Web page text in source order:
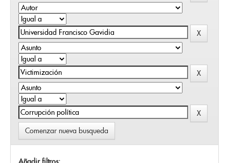
Comenzar nueva busqueda